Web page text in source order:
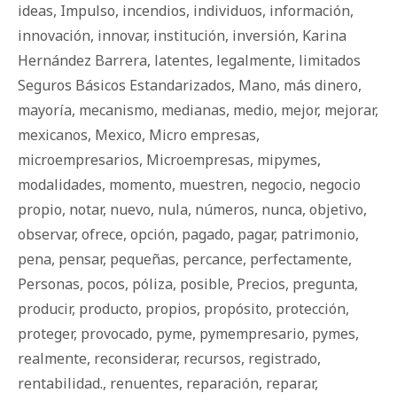
ideas, Impulso, incendios, individuos, información,
innovación, innovar, institución, inversión, Karina
Hernández Barrera, latentes, legalmente, limitados
Seguros Básicos Estandarizados, Mano, más dinero,
mayoría, mecanismo, medianas, medio, mejor, mejorar,
mexicanos, Mexico, Micro empresas,
microempresarios, Microempresas, mipymes,
modalidades, momento, muestren, negocio, negocio
propio, notar, nuevo, nula, números, nunca, objetivo,
observar, ofrece, opción, pagado, pagar, patrimonio,
pena, pensar, pequeñas, percance, perfectamente,
Personas, pocos, póliza, posible, Precios, pregunta,
producir, producto, propios, propósito, protección,
proteger, provocado, pyme, pymempresario, pymes,
realmente, reconsiderar, recursos, registrado,
rentabilidad., renuentes, reparación, reparar,